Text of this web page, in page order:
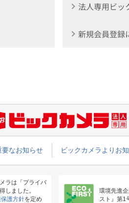
法人専用ビッ
新規会員登録
要なお知らせ ビックカメラよりお
ラは「プライバ
しました。
護方針を定め
環境先進
スト』第1